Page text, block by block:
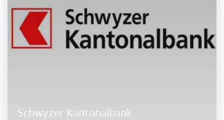
Schwyzer Kantonalbank